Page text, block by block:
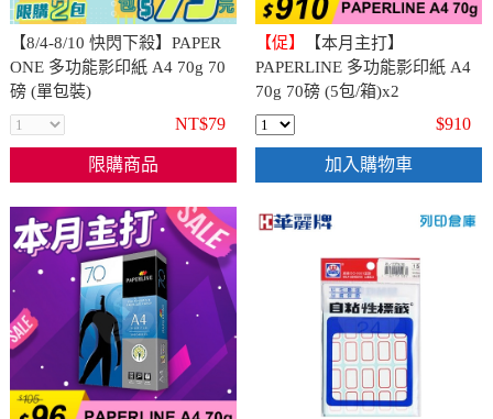
【8/4-8/10 快閃下殺】PAPER
ONE 多功能影印紙 A4 70g 70
磅 (單包裝)
NT$79
限購商品
【促】
【本月主打】
PAPERLINE 多功能影印紙 A4
70g 70磅 (5包/箱)x2
$910
加入購物車